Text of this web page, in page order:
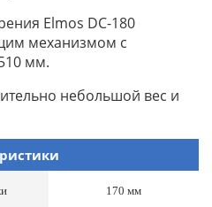
Elmos DC-180
механизмом с
мм.
небольшой вес и
170 мм